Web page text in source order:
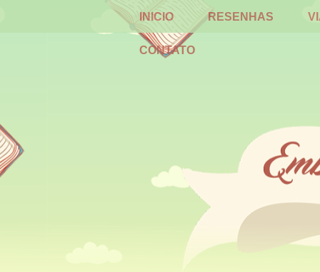
INICIO RESENHAS
CONTATO